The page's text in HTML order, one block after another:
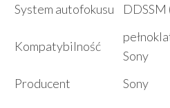
System autofokusu
Kompatybilność
Sony
Producent
Sony